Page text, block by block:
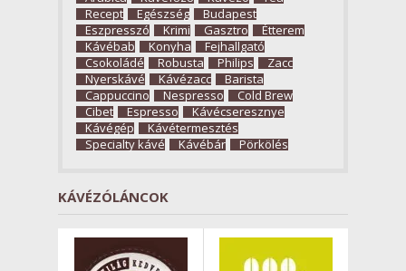
Recept
Egészség
Budapest
Eszpresszó
Krimi Gasztro
Étterem
Kávébab
Konyha
Fejhallgató
Csokoládé
Robusta Philips
Zacc
Nyerskávé
Kávézacc
Barista
Cappuccino
Nespresso
Cold Brew
Cibet
Espresso
Kávécseresznye
Kávégép
Kávétermesztés
Specialty kávé
Kávébár Pörkölés
KÁVÉZÓLÁNCOK